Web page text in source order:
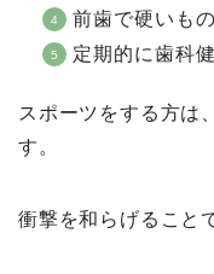
前歯で硬いも
定期的に歯科
スポーツをする方は
す。
衝撃を和らげること